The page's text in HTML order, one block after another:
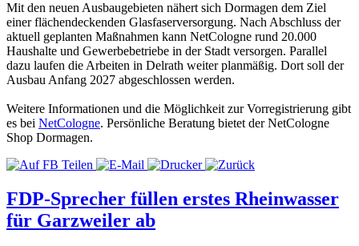
Mit den neuen Ausbaugebieten nähert sich Dormagen dem Ziel
einer flächendeckenden Glasfaserversorgung. Nach Abschluss der
aktuell geplanten Maßnahmen kann NetCologne rund 20.000
Haushalte und Gewerbebetriebe in der Stadt versorgen. Parallel
dazu laufen die Arbeiten in Delrath weiter planmäßig. Dort soll der
Ausbau Anfang 2027 abgeschlossen werden.
Weitere Informationen und die Möglichkeit zur Vorregistrierung gibt
es bei NetCologne. Persönliche Beratung bietet der NetCologne
Shop Dormagen.
FDP-Sprecher füllen erstes Rheinwasser
für Garzweiler ab